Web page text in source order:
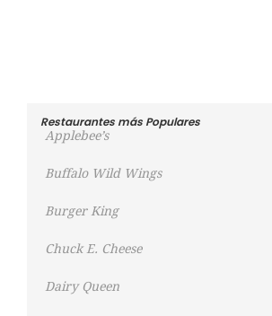
Restaurantes más Populares
Applebee’s
Buffalo Wild Wings
Burger King
Chuck E. Cheese
Dairy Queen